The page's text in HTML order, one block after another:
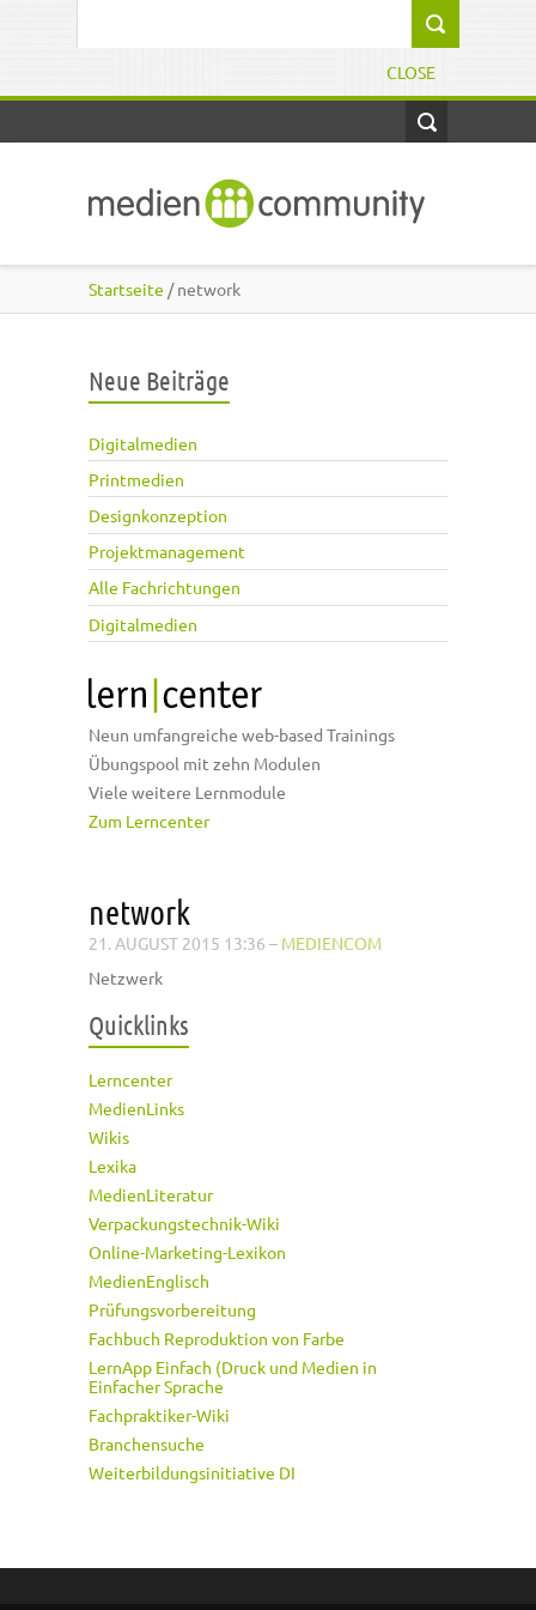
CLOSE
Startseite / network
Neue Beiträge
Digitalmedien
Printmedien
Designkonzeption
Projektmanagement
Alle Fachrichtungen
Digitalmedien
Neun umfangreiche web-based Trainings
Übungspool mit zehn Modulen
Viele weitere Lernmodule
Zum Lerncenter
network
21. AUGUST 2015 13:36 – MEDIENCOM
Netzwerk
Quicklinks
Lerncenter
MedienLinks
Wikis
Lexika
MedienLiteratur
Verpackungstechnik-Wiki
Online-Marketing-Lexikon
MedienEnglisch
Prüfungsvorbereitung
Fachbuch Reproduktion von Farbe
LernApp Einfach (Druck und Medien in
Einfacher Sprache
Fachpraktiker-Wiki
Branchensuche
Weiterbildungsinitiative DI